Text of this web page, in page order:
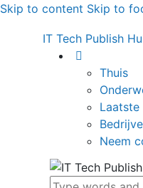
Skip to content Skip to
IT Tech Publish
Thuis
Neem